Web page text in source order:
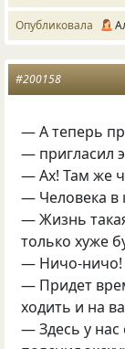
Опубликовала
#200158
— А теперь
— пригласил
— Ах! Там же
— Человека в
— Жизнь
только хуже
— Ничо-ничо!
— Придет
ходить и на
— Здесь у